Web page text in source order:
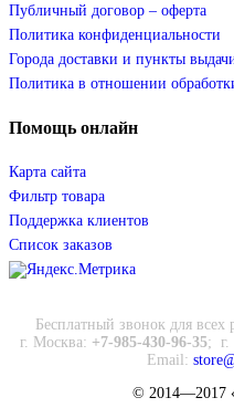
Публичный договор – оферта
Политика конфиденциальности
Города доставки и пункты
Политика в отношении
Помощь онлайн
Карта сайта
Фильтр товара
Поддержка клиентов
Список заказов
Бесплатный звонок для всех
г. Москва: +7-985-430-96-35;
Email:
© 2014—2017